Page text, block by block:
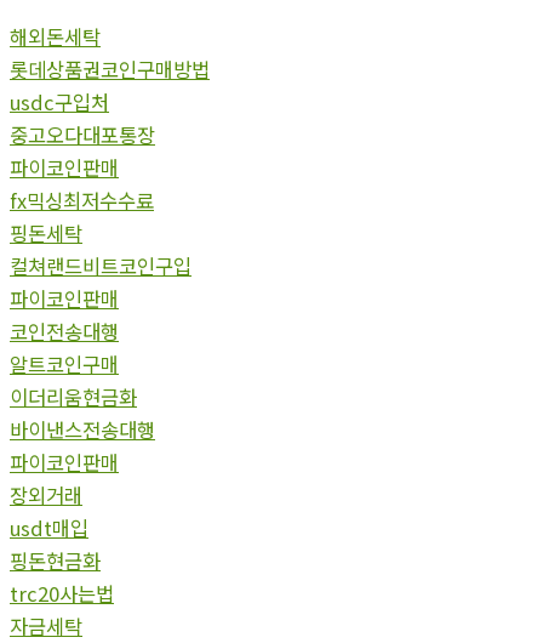
해외돈세탁
롯데상품권코인구매방법
usdc구입처
중고오다대포통장
파이코인판매
fx믹싱최저수수료
핑돈세탁
컬쳐랜드비트코인구입
파이코인판매
코인전송대행
알트코인구매
이더리움현금화
바이낸스전송대행
파이코인판매
장외거래
usdt매입
핑돈현금화
trc20사는법
자금세탁